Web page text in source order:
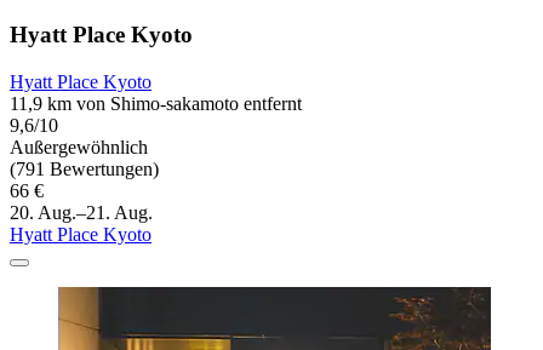
Hyatt Place Kyoto
Hyatt Place Kyoto
11,9 km von Shimo-sakamoto entfernt
9,6/10
Außergewöhnlich
(791 Bewertungen)
66 €
20. Aug.–21. Aug.
Hyatt Place Kyoto